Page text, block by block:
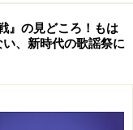
3位のLiSA「紅蓮
』の見どころ！もは
、新時代の歌謡祭に